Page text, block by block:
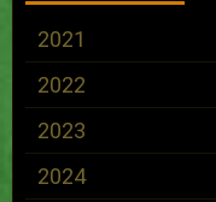
2021
2022
2023
2024